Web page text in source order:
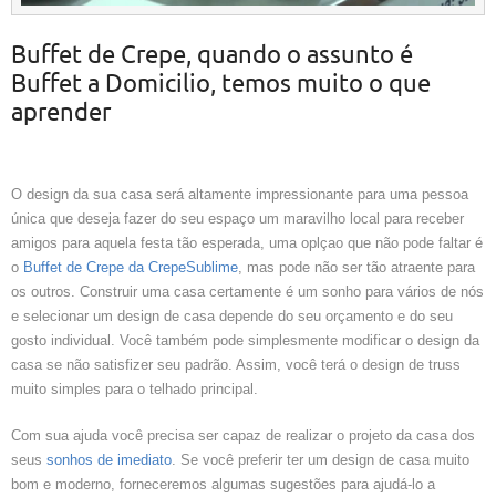
Buffet de Crepe, quando o assunto é
Buffet a Domicilio, temos muito o que
aprender
O design da sua casa será altamente impressionante para uma pessoa
única que deseja fazer do seu espaço um maravilho local para receber
amigos para aquela festa tão esperada, uma oplçao que não pode faltar é
o Buffet de Crepe da CrepeSublime , mas pode não ser tão atraente para
os outros. Construir uma casa certamente é um sonho para vários de nós
e selecionar um design de casa depende do seu orçamento e do seu
gosto individual. Você também pode simplesmente modificar o design da
casa se não satisfizer seu padrão. Assim, você terá o design de truss
muito simples para o telhado principal.
Com sua ajuda você precisa ser capaz de realizar o projeto da casa dos
seus sonhos de imediato . Se você preferir ter um design de casa muito
bom e moderno, forneceremos algumas sugestões para ajudá-lo a